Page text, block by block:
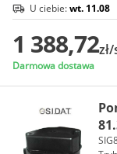
U ciebie:wt. 11.08
1 388,72
Darmowa dostawa